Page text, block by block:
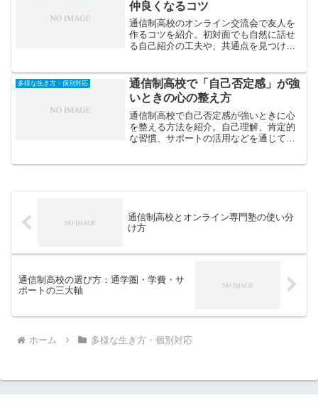
仲良くなるコツ
通信制高校のオンライン交流会で友人を
作るコツを紹介。初対面でも自然に話せ
る自己紹介の工夫や、共通点を見つける
す。
多様な生き方・個別対応
通信制高校で「自己否定感」が強
いときの心の整え方
通信制高校で自己否定感が強いときに心
を整える方法を紹介。自己理解、肯定的
な習慣、サポートの活用などを通じて、
通信制高校とオンライン専門塾の使い分
け方
通信制高校の選び方：通学圏・学費・サ
ポートの三大軸
ホーム 多様な生き方・個別対応